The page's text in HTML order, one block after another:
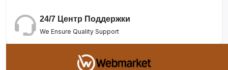
24/7 Центр Поддержки
We Ensure Quality Support